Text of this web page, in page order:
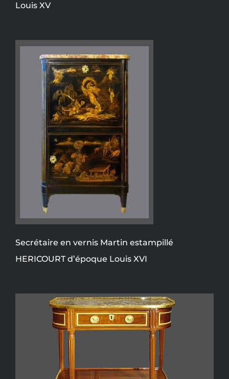
Louis XV
Secrétaire en vernis Martin estampillé
HERICOURT d’époque Louis XVI